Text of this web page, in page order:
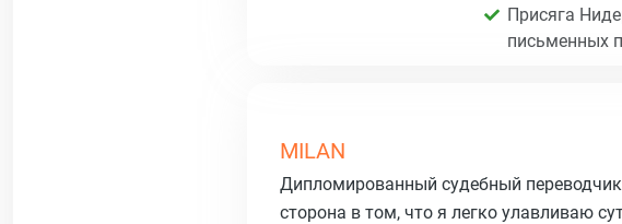
Присяга
письменных
MILAN
Дипломированный судебный
сторона в том, что я легко улавливаю